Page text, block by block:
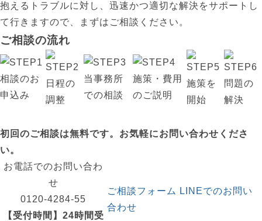
抱えるトラブルに対し、迅速かつ適切な解決をサポートし
て行きますので、まずはご相談ください。
ご相談の流れ
初回のご相談は無料です。お気軽にお問い合わせくださ
い。
お電話でのお問い合わ
せ
0120-4284-55
【受付時間】 24時間受
ご相談フォーム
LINEでのお問い
合わせ